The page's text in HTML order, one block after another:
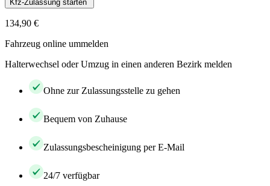
Kfz-Zulassung starten
134,90 €
Fahrzeug online ummelden
Halterwechsel oder Umzug in einen anderen Bezirk melden
Ohne zur Zulassungsstelle zu gehen
Bequem von Zuhause
Zulassungsbescheinigung per E-Mail
24/7 verfügbar